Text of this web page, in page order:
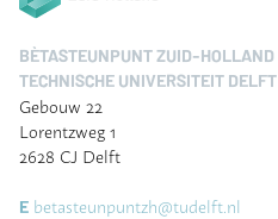
BÈTASTEUNPUNT ZUID-HOLLAND
TECHNISCHE UNIVERSITEIT DELFT
Gebouw 22
Lorentzweg 1
2628 CJ Delft
E betasteunpuntzh@tudelft.nl